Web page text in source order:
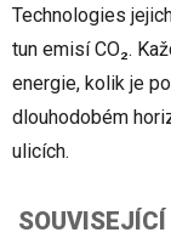
Technologies
tun emisí CO₂.
energie, kolik je
dlouhodobém
ulicích.